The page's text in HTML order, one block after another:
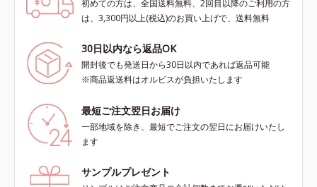
初めての方は、全国送料無料、2回目以降のご利用の方
は、3,300円以上(税込)のお買い上げで、送料無料
30日以内なら返品OK
開封後でも発送日から30日以内であれば返品可能
※商品返送料はオルビスが負担いたします
最短ご注文翌日お届け
一部地域を除き、最短でご注文の翌日にお届けいたし
ます
サンプルプレゼント